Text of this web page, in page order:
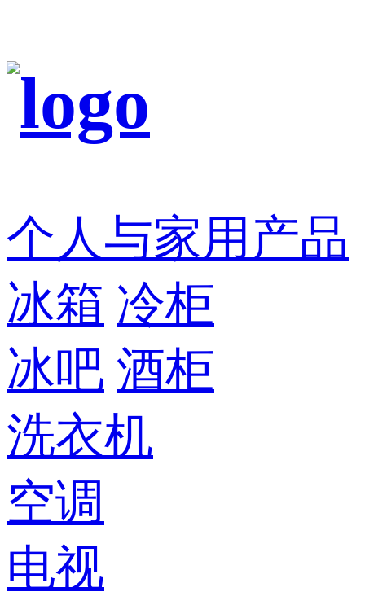
个人与家用产品
冰箱 冷柜
冰吧 酒柜
洗衣机
空调
电视